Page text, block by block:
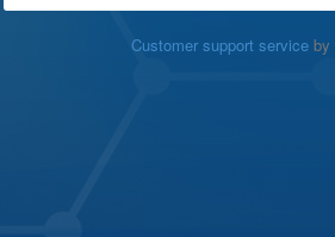
Customer support service by